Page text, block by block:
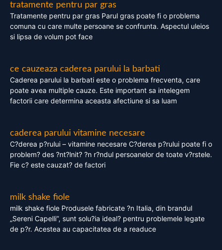
tratamente pentru par gras
Tratamente pentru par gras Parul gras poate fi o problema
comuna cu care multe persoane se confrunta. Aspectul uleios
si lipsa de volum pot face
ce cauzeaza caderea parului la barbati
Caderea parului la barbati este o problema frecventa, care
poate avea multiple cauze. Este important sa intelegem
factorii care determina aceasta afectiune si sa luam
caderea parului vitamine necesare
C?derea p?rului – vitamine necesare C?derea p?rului poate fi o
problem? des ?nt?lnit? ?n r?ndul persoanelor de toate v?rstele.
Fie c? este cauzat? de factori
milk shake fiole
milk shake fiole Produsele fabricate ?n Italia, din brandul
„Sereni Capelli”, sunt solu?ia ideal? pentru problemele legate
de p?r. Acestea au capacitatea de a readuce